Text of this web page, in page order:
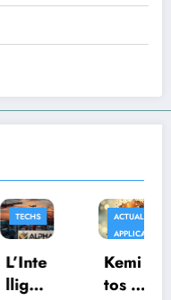
TECHS
L’Inte
lligen
ACTUALITÉS
APPLICATIONS
Kemi
tos :